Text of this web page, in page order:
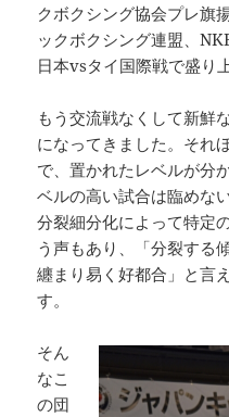
クボクシング協会プレ旗
ックボクシング連盟、
日本vsタイ国際戦で盛り
もう交流戦なくして新鮮
になってきました。それ
で、置かれたレベルが分
ベルの高い試合は臨めな
分裂細分化によって特定
う声もあり、「分裂する
纏まり易く好都合」と言
す。
そん
なこ
の団